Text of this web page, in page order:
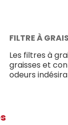
FILTRE À
Les filtres à
graisses et
odeurs